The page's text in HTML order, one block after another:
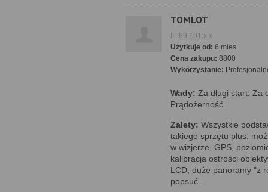
TOMLOT
IP 89.191.x.x
Użytkuje od: 6 mies.
Cena zakupu: 8800
Wykorzystanie:
Wady: Za długi start. Za
Prądożerność.
Zalety: Wszystkie
takiego sprzętu plus:
w wizjerze, GPS,
kalibracja ostrości
LCD, duże panoramy "z
popsuć...